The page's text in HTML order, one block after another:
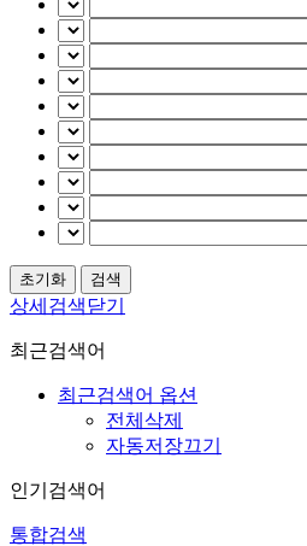
상세검색닫기
최근검색어
최근검색어 옵션
전체삭제
자동저장끄기
인기검색어
통합검색